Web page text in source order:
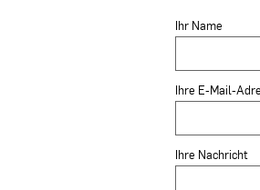
Ihr Name
Ihre E-Mail-
Ihre Nachricht